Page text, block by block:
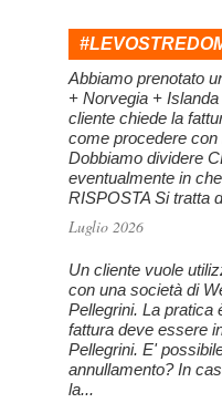
Abbiamo prenotato
+ Norvegia +
cliente chiede la
come procedere con
Dobbiamo dividere
eventualmente in
RISPOSTA Si tratta
Luglio 2026
Un cliente vuole
con una società di
Pellegrini. La pratica
fattura deve essere
Pellegrini. E'
annullamento? In
la...